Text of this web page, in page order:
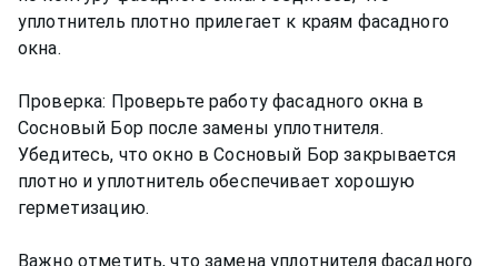
уплотнитель плотно прилегает к краям фасадного
окна.
Проверка: Проверьте работу фасадного окна в
Сосновый Бор после замены уплотнителя.
Убедитесь, что окно в Сосновый Бор закрывается
плотно и уплотнитель обеспечивает хорошую
герметизацию.
Важно отметить, что замена уплотнителя фасадного